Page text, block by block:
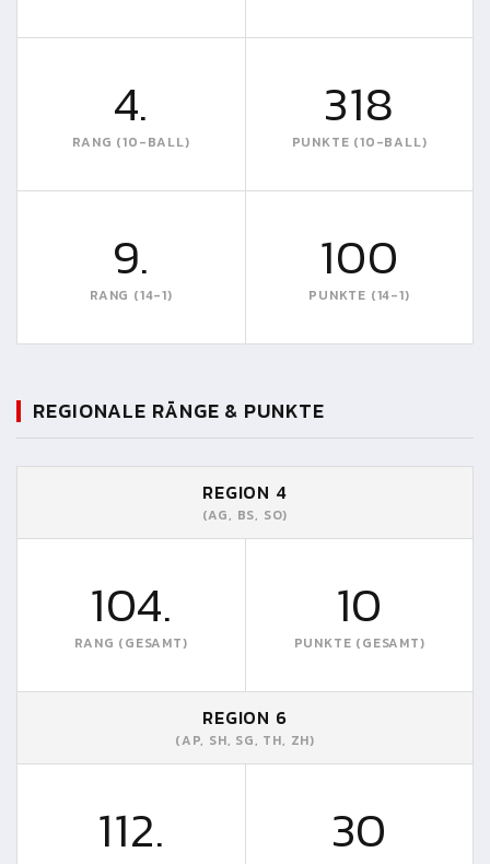
4.
RANG (10-BALL)
318
PUNKTE (10-BALL)
9.
RANG (14-1)
100
PUNKTE (14-1)
REGIONALE RÄNGE & PUNKTE
REGION 4
(AG, BS, SO)
104.
RANG (GESAMT)
10
PUNKTE (GESAMT)
REGION 6
(AP, SH, SG, TH, ZH)
112. 30